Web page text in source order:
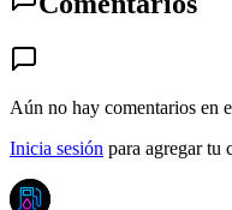
Aún no hay comentarios en
Inicia sesión para agregar tu